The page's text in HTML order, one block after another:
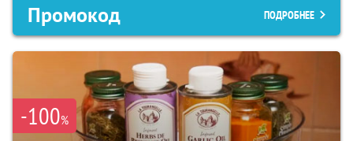
Промокод ПОДРОБНЕЕ
-100%